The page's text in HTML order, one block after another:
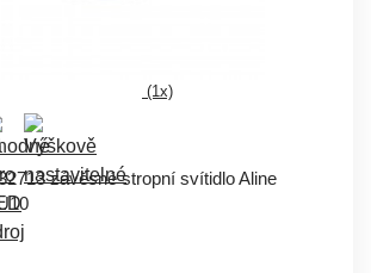
(1x)
závěsné stropní svítidlo Aline